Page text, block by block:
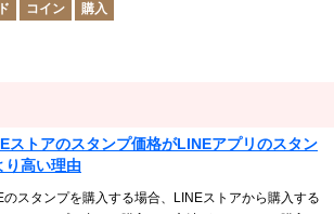
コイン 購入
ストアのスタンプ価格がLINEアプリのスタン
り高い理由
のスタンプを購入する場合、LINEストアから購入する